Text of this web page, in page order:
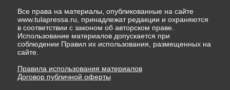
Все права на материалы, опубликованные на сайте
www.tulapressa.ru, принадлежат редакции и охраняются
в соответствии с законом об авторском праве.
Использование материалов допускается при
соблюдении Правил их использования, размещенных на
сайте.
Правила использования материалов
Договор публичной оферты